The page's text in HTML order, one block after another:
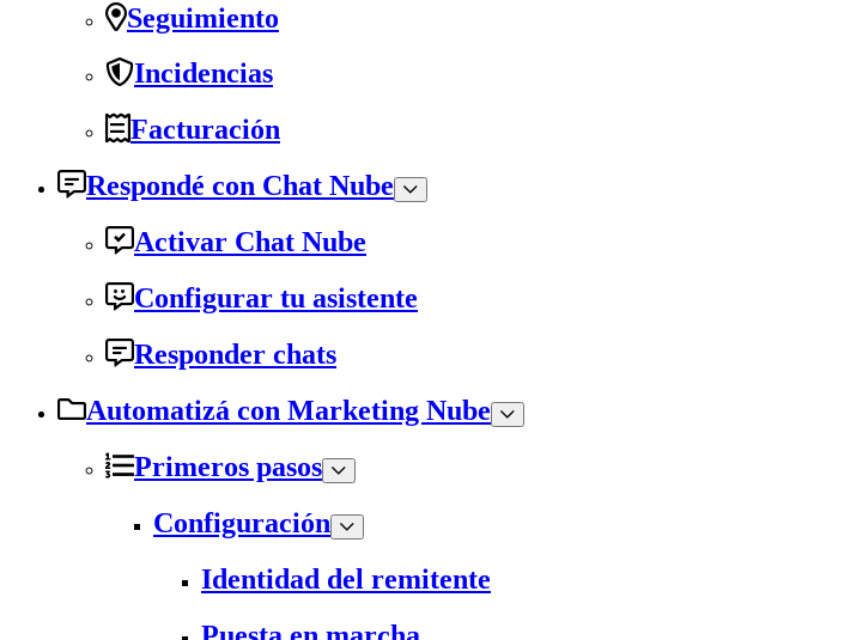
Seguimiento
Incidencias
Facturación
Respondé con Chat Nube
Activar Chat Nube
Configurar tu asistente
Responder chats
Automatizá con Marketing Nube
Primeros pasos
Configuración
Identidad del remitente